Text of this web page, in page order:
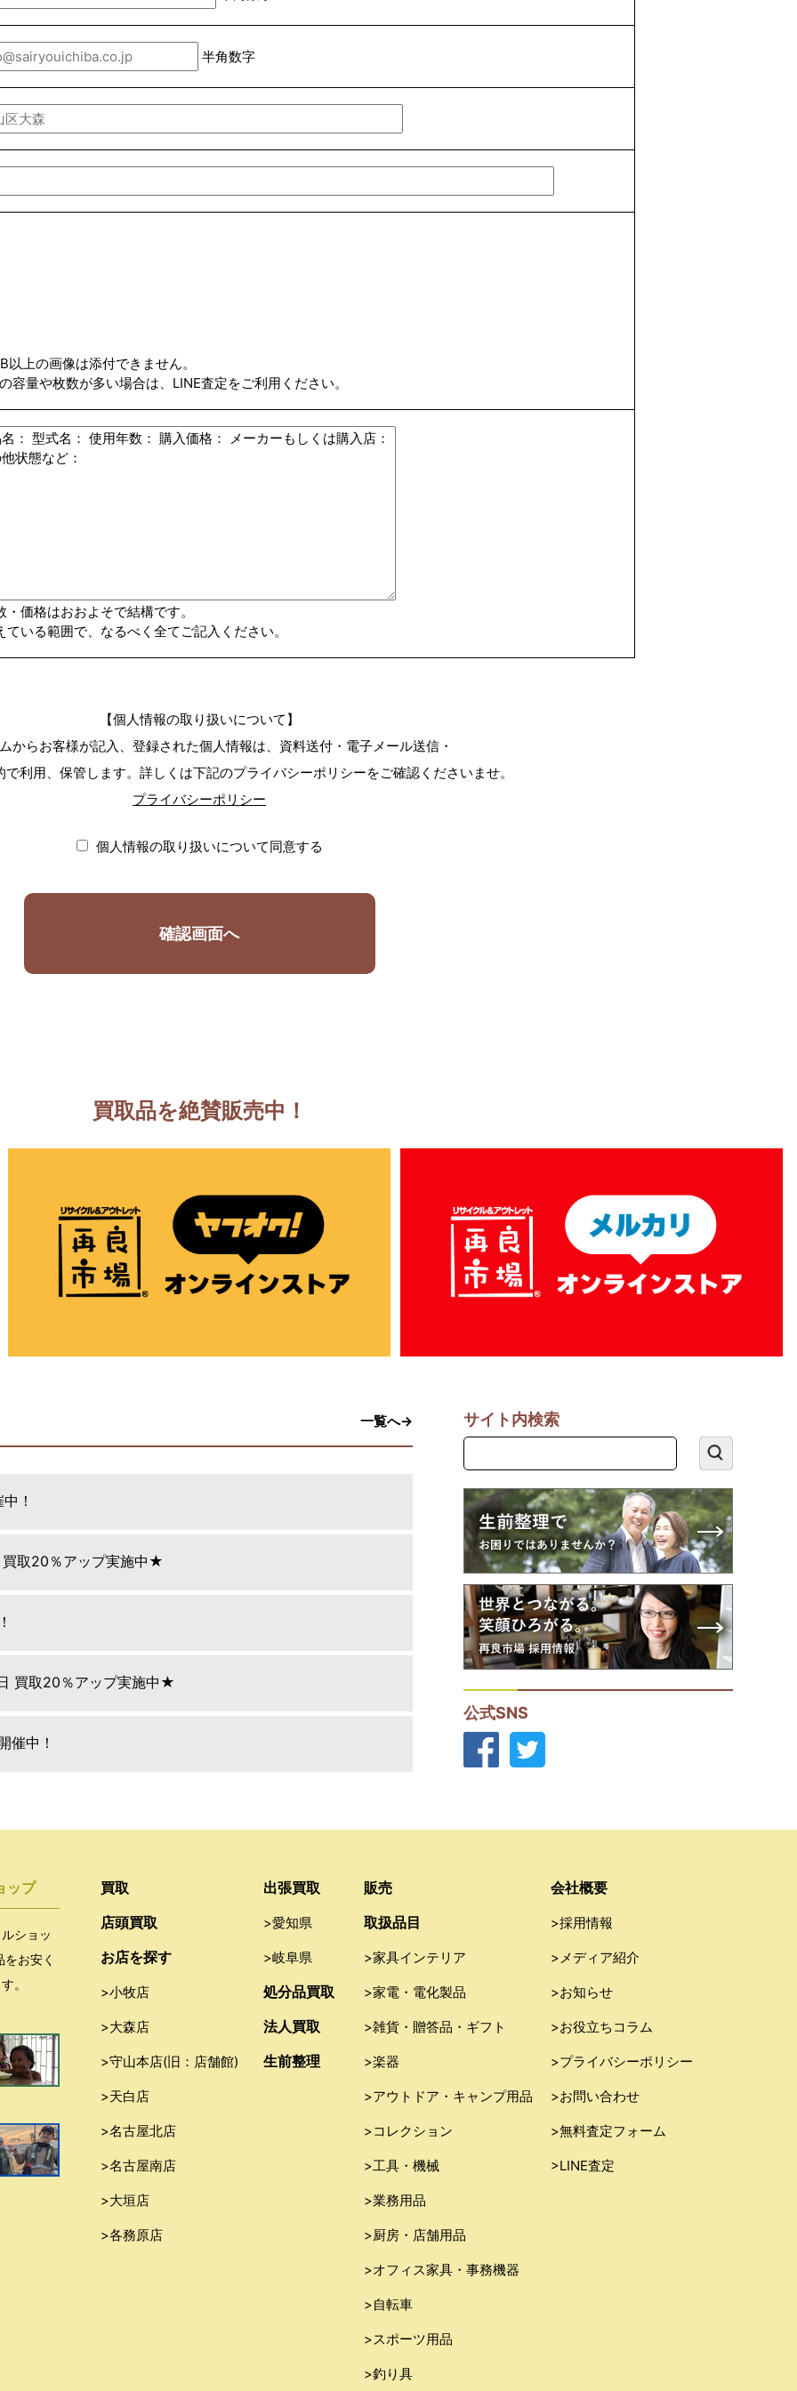
半角数字
以上の画像は添付できません。
容量や枚数が多い場合は、LINE査定をご利用ください。
・価格はおおよそで結構です。
ている範囲で、なるべく全てご記入ください。
【個人情報の取り扱いについて】
からお客様が記入、登録された個人情報は、資料送付・電子メール送信・
利用、保管します。詳しくは下記のプライバシーポリシーをご確認くださいませ。
プライバシーポリシー
個人情報の取り扱いについて同意する
買取品を絶賛販売中！
一覧へ→
！
買取20％アップ実施中★
買取20％アップ実施中★
催中！
サイト内検索
公式SNS
ップ
ショッ
お安く
。
買取
店頭買取
お店を探す
>小牧店
>大森店
>守山本店(旧：店舗館)
>天白店
>名古屋北店
>名古屋南店
>大垣店
>各務原店
出張買取
>愛知県
>岐阜県
処分品買取
法人買取
生前整理
販売
取扱品目
>家具インテリア
>家電・電化製品
>雑貨・贈答品・ギフト
>楽器
>アウトドア・キャンプ用品
>コレクション
>工具・機械
>業務用品
>厨房・店舗用品
>オフィス家具・事務機器
>自転車
>スポーツ用品
>釣り具
会社概要
>採用情報
>メディア紹介
>お知らせ
>お役立ちコラム
>プライバシーポリシー
>お問い合わせ
>無料査定フォーム
>LINE査定